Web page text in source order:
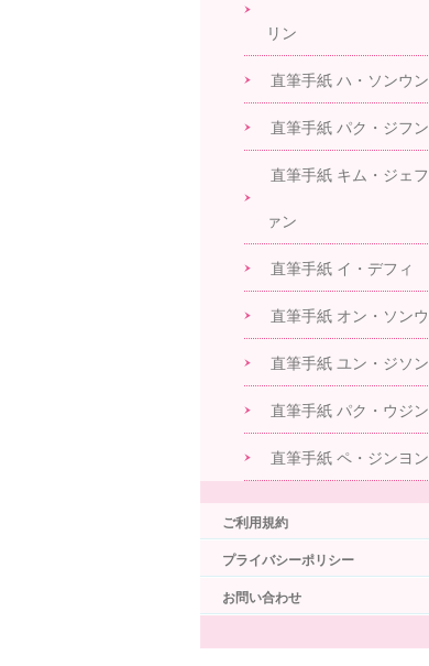
リン
直筆手紙 ハ・ソンウン
直筆手紙 パク・ジフン
直筆手紙 キム・ジェフ
ァン
直筆手紙 イ・デフィ
直筆手紙 オン・ソンウ
直筆手紙 ユン・ジソン
直筆手紙 パク・ウジン
直筆手紙 ペ・ジンヨン
ご利用規約
プライバシーポリシー
お問い合わせ